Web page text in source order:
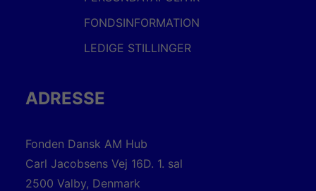
FONDSINFORMATION
LEDIGE STILLINGER
ADRESSE
Fonden Dansk AM Hub
Carl Jacobsens Vej 16D. 1. sal
2500 Valby, Denmark